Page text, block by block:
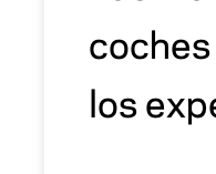
los